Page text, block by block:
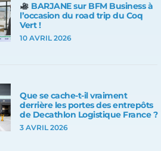
BARJANE sur BFM Business à
l’occasion du road trip du Coq
Vert !
10 AVRIL 2026
Que se cache-t-il vraiment
derrière les portes des entrepôts
de Decathlon Logistique France ?
3 AVRIL 2026